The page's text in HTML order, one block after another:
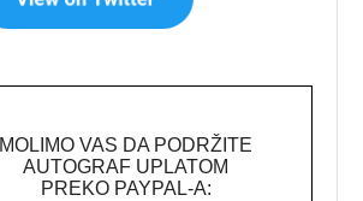
MOLIMO VAS DA PODRŽITE
AUTOGRAF UPLATOM
PREKO PAYPAL-A: